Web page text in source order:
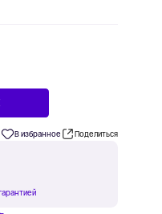
В избранное Поделиться